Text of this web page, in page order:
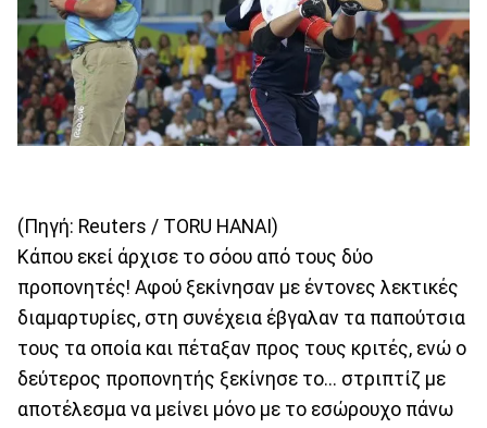
(Πηγή: Reuters / TORU HANAI)
Κάπου εκεί άρχισε το σόου από τους δύο
προπονητές! Αφού ξεκίνησαν με έντονες λεκτικές
διαμαρτυρίες, στη συνέχεια έβγαλαν τα παπούτσια
τους τα οποία και πέταξαν προς τους κριτές, ενώ ο
δεύτερος προπονητής ξεκίνησε το... στριπτίζ με
αποτέλεσμα να μείνει μόνο με το εσώρουχο πάνω